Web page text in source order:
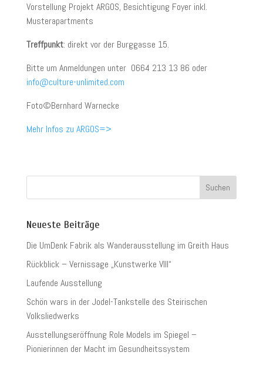
Vorstellung Projekt ARGOS, Besichtigung Foyer inkl.
Musterapartments
Treffpunkt: direkt vor der Burggasse 15.
Bitte um Anmeldungen unter 0664 213 13 86 oder
info@culture-unlimited.com
Foto©Bernhard Warnecke
Mehr Infos zu ARGOS=>
Neueste Beiträge
Die UmDenk Fabrik als Wanderausstellung im Greith Haus
Rückblick – Vernissage „Kunstwerke VIII“
Laufende Ausstellung
Schön wars in der Jodel-Tankstelle des Steirischen
Volksliedwerks
Ausstellungseröffnung Role Models im Spiegel –
Pionierinnen der Macht im Gesundheitssystem